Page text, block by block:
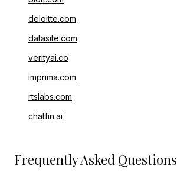
deloitte.com
datasite.com
verityai.co
imprima.com
rtslabs.com
chatfin.ai
Frequently Asked Questions